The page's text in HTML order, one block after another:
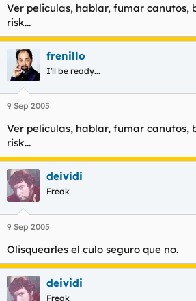
d
e
l
t
e
m
a
i
i
o
Ver peliculas, hablar, fumar canutos,
risk...
frenillo
I'll be ready...
9 Sep 2005
Ver peliculas, hablar, fumar canutos,
risk...
deividi
Freak
9 Sep 2005
Olisquearles el culo seguro que no.
deividi
Freak